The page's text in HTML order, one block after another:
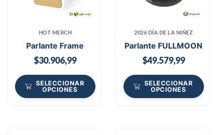
HOT MERCH
Parlante Frame
$30.906,99
SELECCIONAR
OPCIONES
2026 DÍA DE LA NIÑEZ
Parlante FULLMOON
$49.579,99
SELECCIONAR
OPCIONES